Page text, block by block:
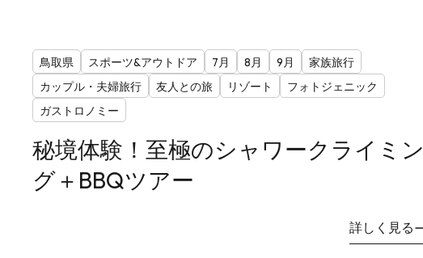
鳥取県 スポーツ&アウトドア 7月 8月 9月
家族旅行
カップル・夫婦旅行
友人との旅 リゾート
フォトジェニック
ガストロノミー
秘境体験！至極のシャワークライミン
グ＋BBQツアー
詳しく見る